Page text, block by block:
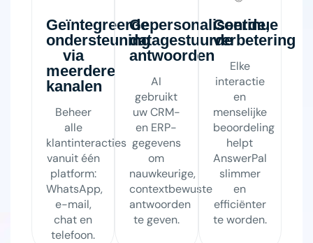
Geïntegreerde
ondersteuning
via
meerdere
kanalen
Beheer
alle
klantinteracties
vanuit één
platform:
WhatsApp,
e-mail,
chat en
telefoon.
Gepersonaliseerde,
datagestuurde
antwoorden
AI
gebruikt
uw CRM-
en ERP-
gegevens
om
nauwkeurige,
contextbewuste
antwoorden
te geven.
Continue
verbetering
Elke
interactie
en
menselijke
beoordeling
helpt
AnswerPal
slimmer
en
efficiënter
te worden.